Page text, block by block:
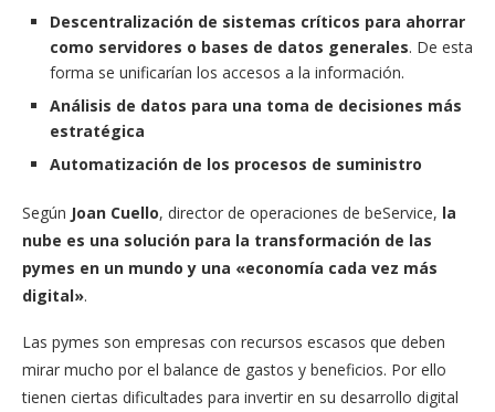
Descentralización de sistemas críticos para ahorrar
como servidores o bases de datos generales. De esta
forma se unificarían los accesos a la información.
Análisis de datos para una toma de decisiones más
estratégica
Automatización de los procesos de suministro
Según Joan Cuello, director de operaciones de beService, la
nube es una solución para la transformación de las
pymes en un mundo y una «economía cada vez más
digital».
Las pymes son empresas con recursos escasos que deben
mirar mucho por el balance de gastos y beneficios. Por ello
tienen ciertas dificultades para invertir en su desarrollo digital